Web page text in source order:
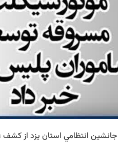
جانشین انتظامي استان یزد از کشف ۹ خودرو ۱۹ دستگاه موتورسیکلت مسروقه توسط ماموران پلیس یزد خبر داد.